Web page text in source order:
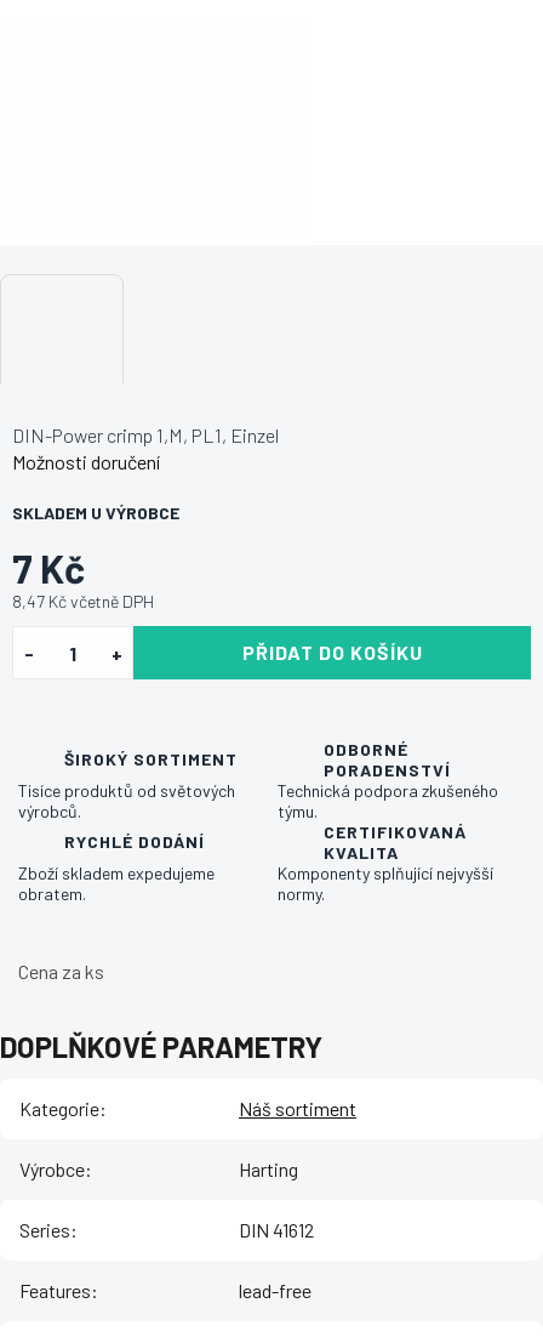
7 Kč
8,47 Kč včetně DPH
SKLADEM U VÝROBCE
Možnosti doručení
PŘIDAT DO KOŠÍKU
DIN-Power crimp 1,M, PL1, Einzel
ŠIROKÝ SORTIMENT
Tisíce produktů od světových
výrobců.
ODBORNÉ
PORADENSTVÍ
Technická podpora zkušeného
týmu.
RYCHLÉ DODÁNÍ
Zboží skladem expedujeme
obratem.
CERTIFIKOVANÁ
KVALITA
Komponenty splňující nejvyšší
normy.
Cena za ks
DOPLŇKOVÉ PARAMETRY
Kategorie: Náš sortiment
Výrobce: Harting
Series: DIN 41612
Features: lead-free